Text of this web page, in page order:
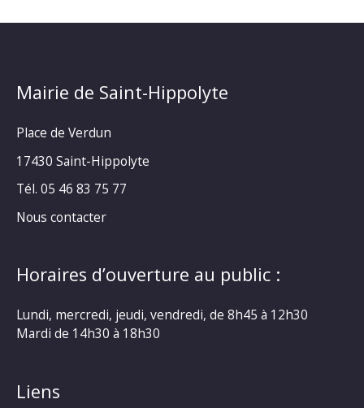
Mairie de Saint-Hippolyte
Place de Verdun
17430 Saint-Hippolyte
Tél. 05 46 83 75 77
Nous contacter
Horaires d’ouverture au public :
Lundi, mercredi, jeudi, vendredi, de 8h45 à 12h30
Mardi de 14h30 à 18h30
Liens